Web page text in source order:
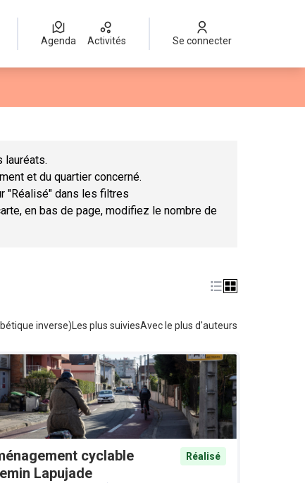
Agenda Activités Se connecter
lauréats.
et du quartier concerné.
"Réalisé" dans les filtres
en bas de page, modifiez le nombre de
inverse) Les plus suiviesAvec le plus d'auteurs
cyclable
Lapujade
Réalisé